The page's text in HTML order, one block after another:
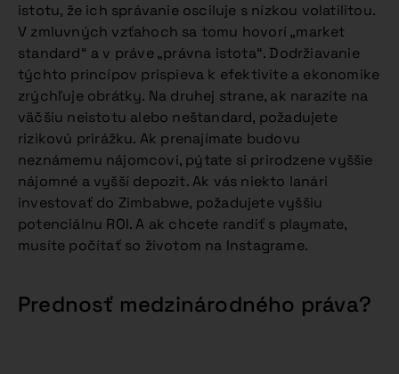
istotu, že ich správanie osciluje s nízkou volatilitou.
V zmluvných vzťahoch sa tomu hovorí „market
standard“ a v práve „právna istota“. Dodržiavanie
týchto princípov prispieva k efektivite a ekonomike
zrýchľuje obrátky. Na druhej strane, ak narazíte na
väčšiu neistotu alebo neštandard, požadujete
rizikovú prirážku. Ak prenajímate budovu
neznámemu nájomcovi, pýtate si prirodzene vyššie
nájomné a vyšší depozit. Ak vás niekto lanári
investovať do Zimbabwe, požadujete vyššiu
potenciálnu ROI. A ak chcete randiť s playmate,
musíte počítať so životom na Instagrame.
Prednosť medzinárodného práva?